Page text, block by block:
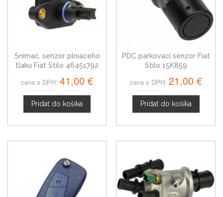
Snímač, senzor plniaceho
tlaku Fiat Stilo 46451792
cena s DPH: 41,00 €
Pridať do košíka
PDC parkovací senzor Fiat
Stilo 15K859
cena s DPH: 21,00 €
Pridať do košíka